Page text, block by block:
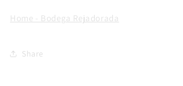
Home - Bodega Rejadorada
Share